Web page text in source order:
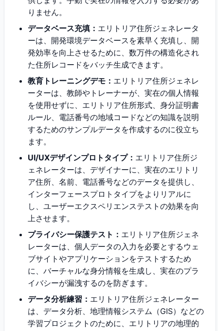
りません。
データベース充填： エリトリア住所ジェネレータ
ーは、開発環境データベースを素早く充填し、開
発効率を向上させるために、数万件の構造化され
た住所レコードをバッチ生成できます。
教育トレーニングデモ： エリトリア住所ジェネレ
ーターは、教師やトレーナーが、実在の個人情報
を使用せずに、エリトリア住所形式、身分証明書
ルール、電話番号の地域コードなどの知識を説明
するためのサンプルデータを作成するのに役立ち
ます。
UI/UXデザインプロトタイプ： エリトリア住所ジ
ェネレーターは、デザイナーに、実在のエリトリ
ア住所、名前、電話番号などのデータを提供し、
インターフェースプロトタイプをよりリアルに
し、ユーザーエクスペリエンステストの効果を向
上させます。
プライバシー保護テスト： エリトリア住所ジェネ
レーターは、個人データの入力を必要とするウェ
ブサイトやアプリケーションをテストするため
に、バーチャルな身分情報を生成し、実在のプラ
イバシーが漏洩するのを防ぎます。
データ分析練習： エリトリア住所ジェネレーター
は、データ分析、地理情報システム（GIS）などの
学習プロジェクトのために、エリトリアの地理的